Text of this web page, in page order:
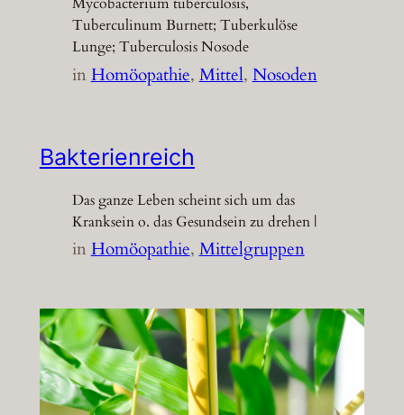
Tuberculinum Burnett; Tuberkulöse
Lunge; Tuberculosis Nosode
inHomöopathie, Mittel, Nosoden
Bakterienreich
Das ganze Leben scheint sich um das
Kranksein o. das Gesundsein zu drehen |
inHomöopathie, Mittelgruppen